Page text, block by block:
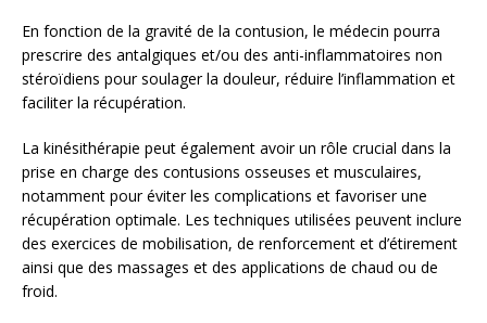
En fonction de la gravité de la contusion, le médecin pourra
prescrire des antalgiques et/ou des anti-inflammatoires non
stéroïdiens pour soulager la douleur, réduire l’inflammation et
faciliter la récupération.
La kinésithérapie peut également avoir un rôle crucial dans la
prise en charge des contusions osseuses et musculaires,
notamment pour éviter les complications et favoriser une
récupération optimale. Les techniques utilisées peuvent inclure
des exercices de mobilisation, de renforcement et d’étirement
ainsi que des massages et des applications de chaud ou de
froid.